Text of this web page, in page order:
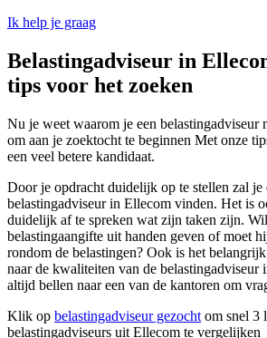
Ik help je graag
Belastingadviseur in
tips voor het zoeken
Nu je weet waarom je een belastingadviseur
om aan je zoektocht te beginnen Met onze
een veel betere kandidaat.
Door je opdracht duidelijk op te stellen zal je
belastingadviseur in Ellecom vinden. Het is
duidelijk af te spreken wat zijn taken zijn.
belastingaangifte uit handen geven of moet
rondom de belastingen? Ook is het
naar de kwaliteiten van de belastingadviseur
altijd bellen naar een van de kantoren om
Klik op belastingadviseur gezocht om snel 3
belastingadviseurs uit Ellecom te vergelijken